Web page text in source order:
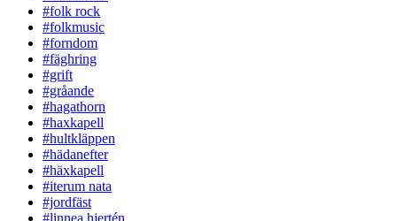
#folk rock
#folkmusic
#forndom
#fäghring
#grift
#gråande
#hagathorn
#haxkapell
#hultkläppen
#hädanefter
#häxkapell
#iterum nata
#jordfäst
#linnea hjertén